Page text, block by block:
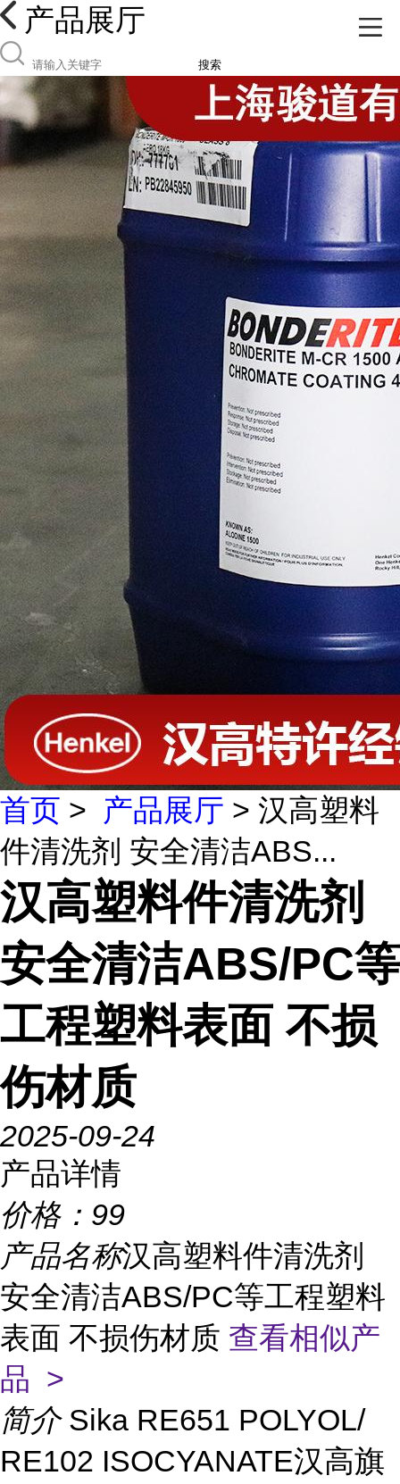
产品展厅
搜索
首页 > 产品展厅 > 汉高塑料
件清洗剂 安全清洁ABS...
汉高塑料件清洗剂
安全清洁ABS/PC等
工程塑料表面 不损
伤材质
2025-09-24
产品详情
价格： 99
产品名称汉高塑料件清洗剂
安全清洁ABS/PC等工程塑料
表面 不损伤材质 查看相似产
品 >
简介 Sika RE651 POLYOL/
RE102 ISOCYANATE汉高旗